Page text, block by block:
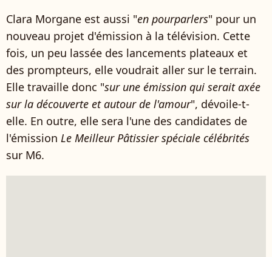
Clara Morgane est aussi "en pourparlers" pour un
nouveau projet d'émission à la télévision. Cette
fois, un peu lassée des lancements plateaux et
des prompteurs, elle voudrait aller sur le terrain.
Elle travaille donc "sur une émission qui serait axée
sur la découverte et autour de l'amour", dévoile-t-
elle. En outre, elle sera l'une des candidates de
l'émission Le Meilleur Pâtissier spéciale célébrités
sur M6.